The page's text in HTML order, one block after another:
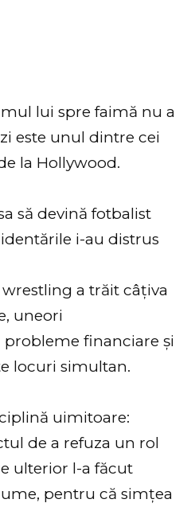
lui spre faimă nu a
este unul dintre cei
la Hollywood.
să devină fotbalist
i-au distrus
a trăit câțiva
uneori
financiare și
locuri simultan.
uimitoare:
de a refuza un rol
ulterior l-a făcut
pentru că simțea